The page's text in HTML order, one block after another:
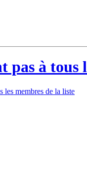
à tous
les membres de la liste